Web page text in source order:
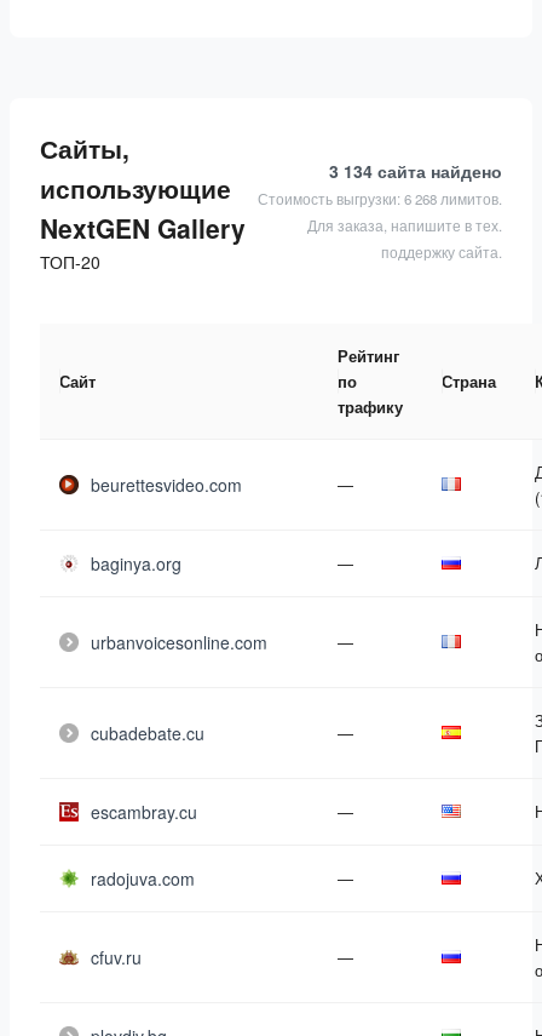
Сайты,
использующие
NextGEN Gallery
ТОП-20
3 134 сайта найдено
Стоимость выгрузки: 6 268 лимитов.
Для заказа, напишите в тех.
поддержку сайта.
Сайт
Рейтинг
по
трафику
Страна
beurettesvideo.com —
baginya.org —
urbanvoicesonline.com —
cubadebate.cu —
escambray.cu —
radojuva.com —
cfuv.ru —